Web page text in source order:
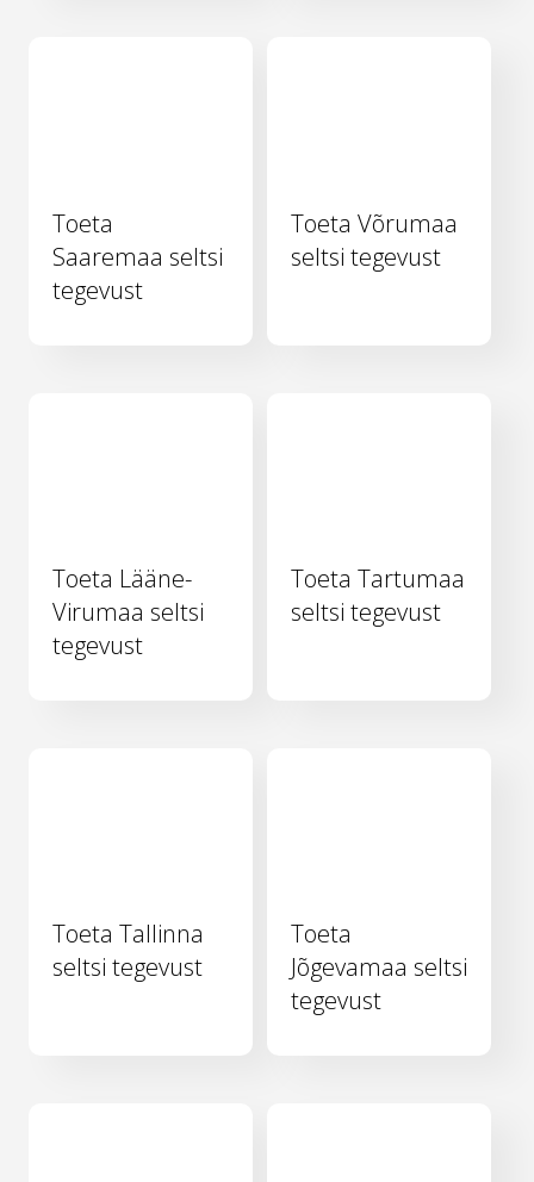
Toeta
Saaremaa seltsi
tegevust
Toeta Võrumaa
seltsi tegevust
Toeta Lääne-
Virumaa seltsi
tegevust
Toeta Tartumaa
seltsi tegevust
Toeta Tallinna
seltsi tegevust
Toeta
Jõgevamaa seltsi
tegevust